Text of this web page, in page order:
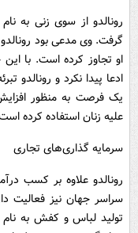
رونالدو از سوی زنی به
او تجاوز کرده است. با
ادعا پیدا نکرد و رونالدو
یک فرصت به منظور
علیه زنان استفاده کرده
سرمایه گذاری‌های تجاری
رونالدو علاوه بر کسب
سراسر جهان نیز فعالیت
تولید لباس و کفش به